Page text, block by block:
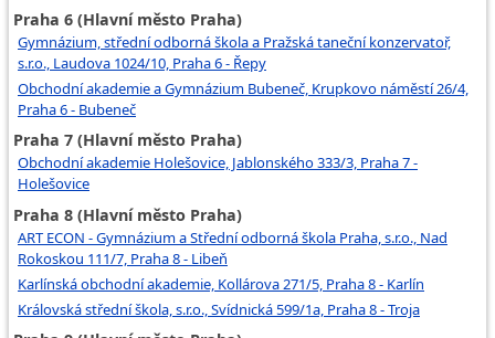
Praha 6 (Hlavní město Praha)
Gymnázium, střední odborná škola a Pražská taneční konzervatoř,
s.r.o., Laudova 1024/10, Praha 6 - Řepy
Obchodní akademie a Gymnázium Bubeneč, Krupkovo náměstí 26/4,
Praha 6 - Bubeneč
Praha 7 (Hlavní město Praha)
Obchodní akademie Holešovice, Jablonského 333/3, Praha 7 -
Holešovice
Praha 8 (Hlavní město Praha)
ART ECON - Gymnázium a Střední odborná škola Praha, s.r.o., Nad
Rokoskou 111/7, Praha 8 - Libeň
Karlínská obchodní akademie, Kollárova 271/5, Praha 8 - Karlín
Královská střední škola, s.r.o., Svídnická 599/1a, Praha 8 - Troja